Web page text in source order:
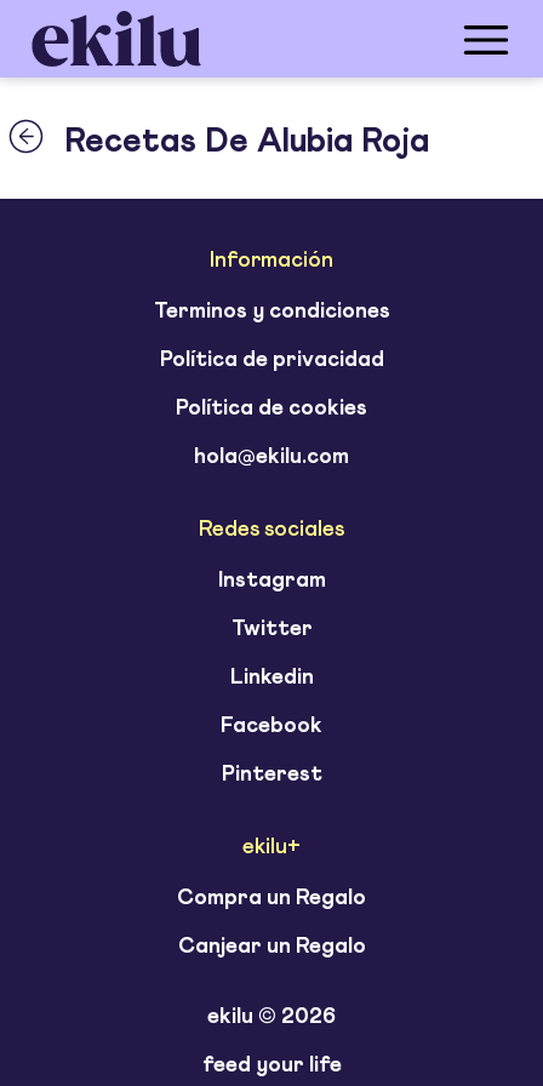
Recetas De Alubia Roja
Información
Terminos y condiciones
Política de privacidad
Política de cookies
hola@ekilu.com
Redes sociales
Instagram
Twitter
Linkedin
Facebook
Pinterest
ekilu+
Compra un Regalo
Canjear un Regalo
ekilu © 2026
feed your life